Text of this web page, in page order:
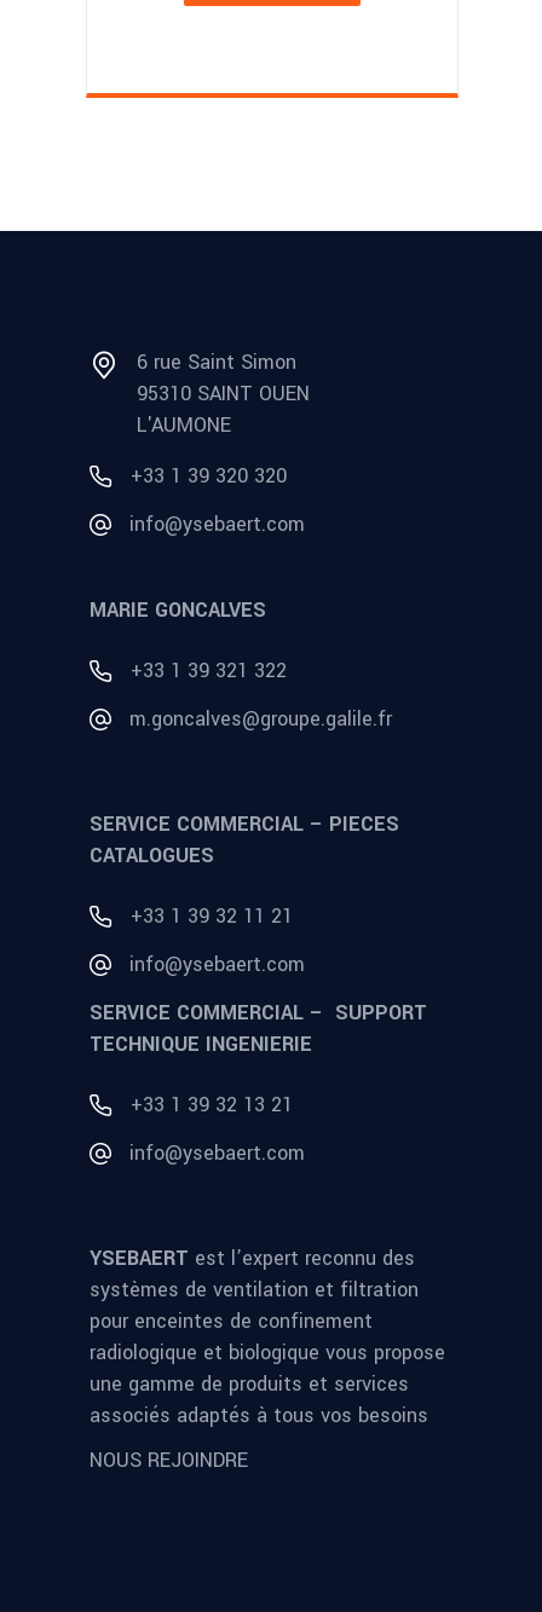
6 rue Saint Simon
95310 SAINT OUEN
L'AUMONE
+33 1 39 320 320
info@ysebaert.com
MARIE GONCALVES
+33 1 39 321 322
m.goncalves@groupe.galile.fr
SERVICE COMMERCIAL – PIECES
CATALOGUES
+33 1 39 32 11 21
info@ysebaert.com
SERVICE COMMERCIAL – SUPPORT
TECHNIQUE INGENIERIE
+33 1 39 32 13 21
info@ysebaert.com
YSEBAERT est l’expert reconnu des
systèmes de ventilation et filtration
pour enceintes de confinement
radiologique et biologique vous propose
une gamme de produits et services
associés adaptés à tous vos besoins
NOUS REJOINDRE